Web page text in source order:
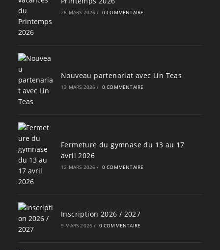
26 MARS 2026 / 0 COMMENTAIRE
Nouveau partenariat avec Lin Teas
13 MARS 2026 / 0 COMMENTAIRE
Fermeture du gymnase du 13 au 17
avril 2026
12 MARS 2026 / 0 COMMENTAIRE
Inscription 2026 / 2027
9 MARS 2026 / 0 COMMENTAIRE